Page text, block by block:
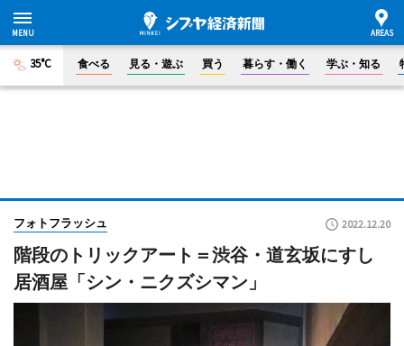
35°C 食べる 見る・遊ぶ 買う 暮らす・働く 学ぶ・知る
フォトフラッシュ 2022.12.20
階段のトリックアート＝渋谷・道玄坂にすし
居酒屋「シン・ニクズシマン」